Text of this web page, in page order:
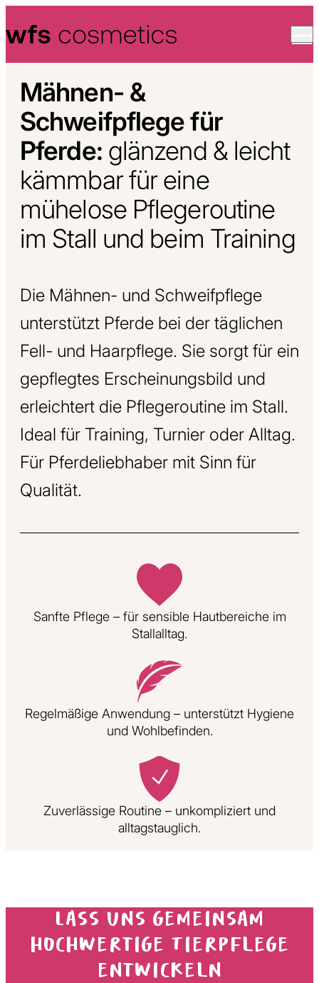
Mähnen- &
Schweifpflege für
Pferde: glänzend & leicht
kämmbar für eine
mühelose Pflegeroutine
im Stall und beim Training
Die Mähnen- und Schweifpflege
unterstützt Pferde bei der täglichen
Fell- und Haarpflege. Sie sorgt für ein
gepflegtes Erscheinungsbild und
erleichtert die Pflegeroutine im Stall.
Ideal für Training, Turnier oder Alltag.
Für Pferdeliebhaber mit Sinn für
Qualität.
Sanfte Pflege – für sensible Hautbereiche im
Stallalltag.
Regelmäßige Anwendung – unterstützt Hygiene
und Wohlbefinden.
Zuverlässige Routine – unkompliziert und
alltagstauglich.
Lass uns gemeinsam
hochwertige Tierpflege
entwickeln